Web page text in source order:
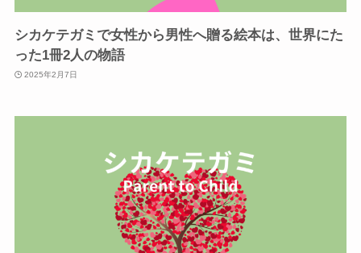
シカケテガミで女性から男性へ贈る絵本は、世界にた
った1冊2人の物語
2025年2月7日